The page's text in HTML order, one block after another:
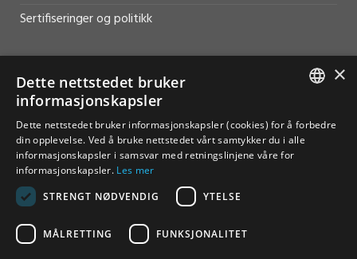
Sertifiseringer og politikk
HJELP OG SUPPORT
Salg
Kontakt
ENGLISH
×
Dette nettstedet bruker
informasjonskapsler
Dette nettstedet bruker informasjonskapsler (cookies) for å forbedre
din opplevelse. Ved å bruke nettstedet vårt samtykker du i alle
informasjonskapsler i samsvar med retningslinjene våre for
informasjonskapsler. Les mer
STRENGT NØDVENDIG
YTELSE
MÅLRETTING FUNKSJONALITET